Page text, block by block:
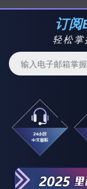
金赛 + 猴
生肖深筹快
速赛 + 鸡
生肖赏金赛
生肖奥马哈
迷赏金赛 +
鸡
+ 狗
订阅
轻松掌